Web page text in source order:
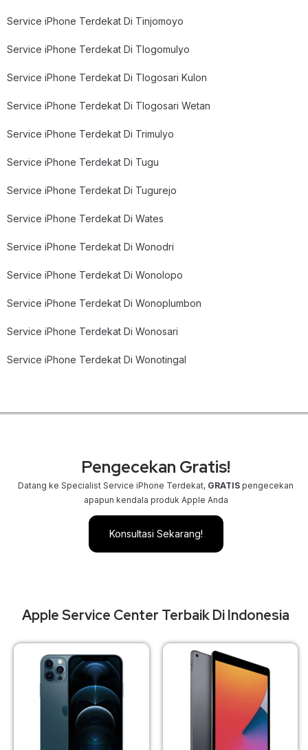
Service iPhone Terdekat Di Tinjomoyo
Service iPhone Terdekat Di Tlogomulyo
Service iPhone Terdekat Di Tlogosari Kulon
Service iPhone Terdekat Di Tlogosari Wetan
Service iPhone Terdekat Di Trimulyo
Service iPhone Terdekat Di Tugu
Service iPhone Terdekat Di Tugurejo
Service iPhone Terdekat Di Wates
Service iPhone Terdekat Di Wonodri
Service iPhone Terdekat Di Wonolopo
Service iPhone Terdekat Di Wonoplumbon
Service iPhone Terdekat Di Wonosari
Service iPhone Terdekat Di Wonotingal
Pengecekan Gratis!
Datang ke Specialist Service iPhone Terdekat, GRATIS pengecekan
apapun kendala produk Apple Anda
Konsultasi Sekarang!
Apple Service Center Terbaik Di Indonesia